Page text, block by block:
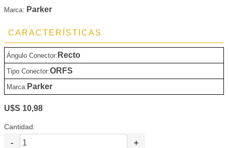
Marca: Parker
CARACTERÍSTICAS
Ángulo Conector: Recto
Tipo Conector:ORFS
Marca: Parker
U$S 10,98
Cantidad:
- +